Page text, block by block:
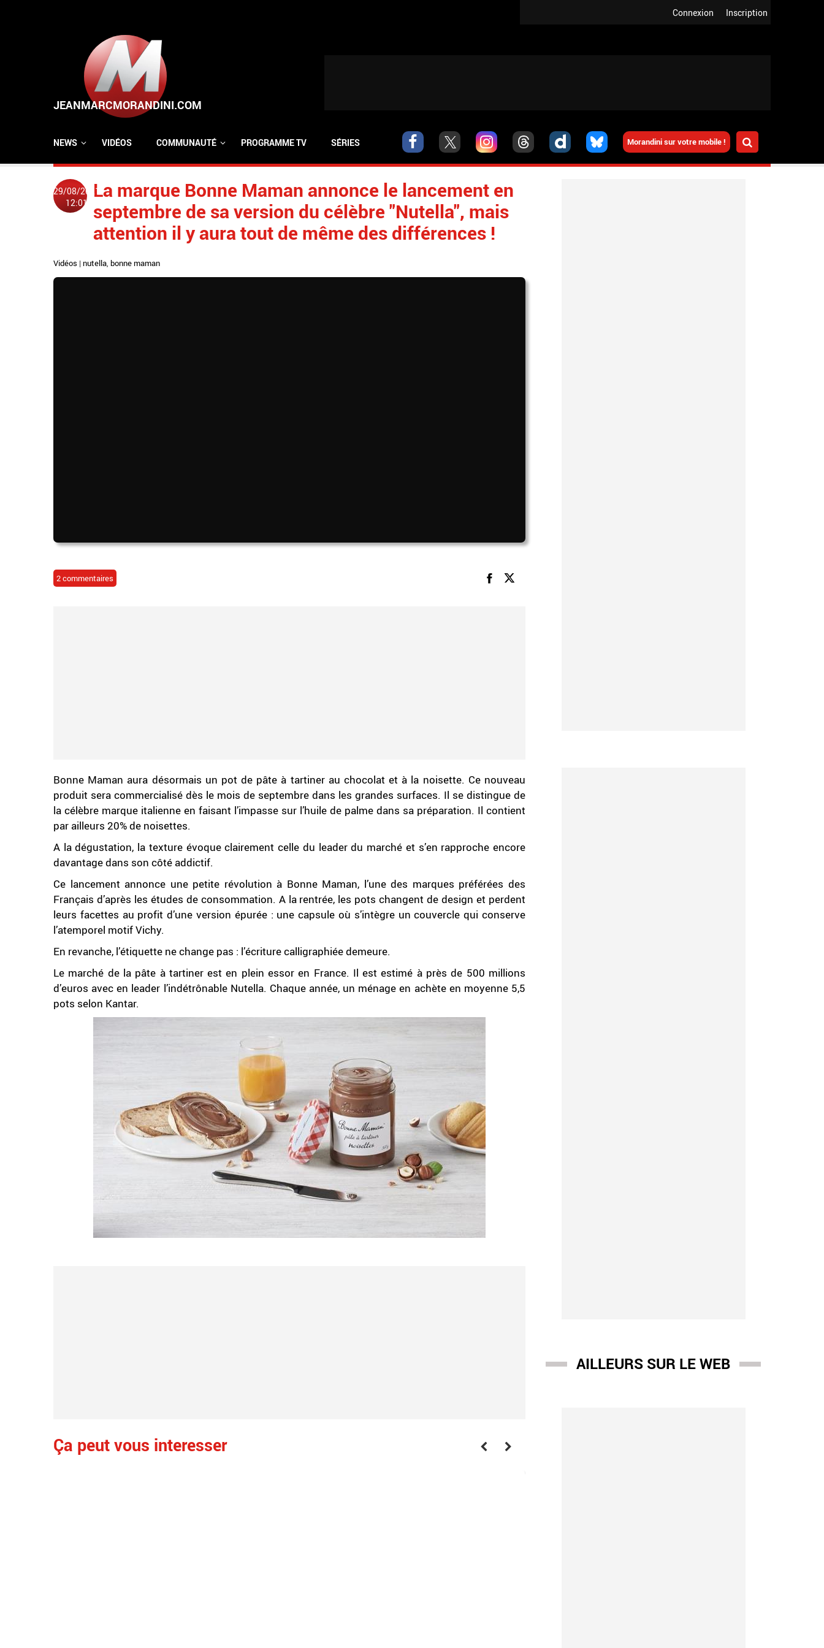
Inscription
Connexion
Morandini sur votre mobile !
NEWS VIDÉOS COMMUNAUTÉ PROGRAMME TV SÉRIES
29/08/2021
12:01
La marque Bonne Maman annonce le lancement en
septembre de sa version du célèbre "Nutella", mais
attention il y aura tout de même des différences !
Vidéos | nutella, bonne maman
2 commentaires
Bonne Maman aura désormais un pot de pâte à tartiner au chocolat et à la noisette. Ce nouveau
produit sera commercialisé dès le mois de septembre dans les grandes surfaces. Il se distingue de
la célèbre marque italienne en faisant l’impasse sur l’huile de palme dans sa préparation. Il contient
par ailleurs 20% de noisettes.
A la dégustation, la texture évoque clairement celle du leader du marché et s’en rapproche encore
davantage dans son côté addictif.
Ce lancement annonce une petite révolution à Bonne Maman, l’une des marques préférées des
Français d’après les études de consommation. A la rentrée, les pots changent de design et perdent
leurs facettes au profit d’une version épurée : une capsule où s’intègre un couvercle qui conserve
l’atemporel motif Vichy.
En revanche, l’étiquette ne change pas : l’écriture calligraphiée demeure.
Le marché de la pâte à tartiner est en plein essor en France. Il est estimé à près de 500 millions
d’euros avec en leader l’indétrônable Nutella. Chaque année, un ménage en achète en moyenne 5,5
pots selon Kantar.
Ça peut vous interesser
AILLEURS SUR LE WEB